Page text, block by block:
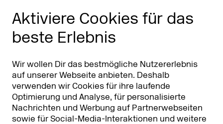
Aktiviere Cookies für das
beste Erlebnis
Wir wollen Dir das bestmögliche Nutzererlebnis
auf unserer Webseite anbieten. Deshalb
verwenden wir Cookies für ihre laufende
Optimierung und Analyse, für personalisierte
Nachrichten und Werbung auf Partnerwebseiten
sowie für Social-Media-Interaktionen und weitere
Phishing Alarm
Partner
Partner & Sponsoren DMEXCO Asia